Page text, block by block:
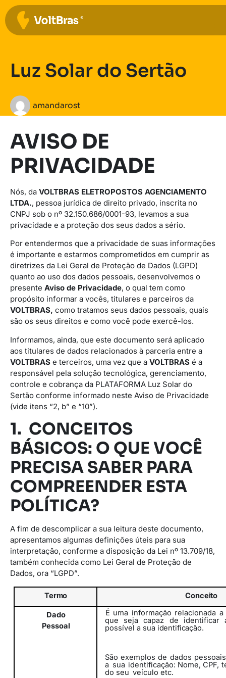
Luz Solar do Sertão
amandarost
AVISO DE
PRIVACIDADE
Nós, da VOLTBRAS ELETROPOSTOS AGENCIAMENTO
LTDA., pessoa jurídica de direito privado, inscrita no
CNPJ sob o nº 32.150.686/0001-93, levamos a sua
privacidade e a proteção dos seus dados a sério.
Por entendermos que a privacidade de suas informações
é importante e estarmos comprometidos em cumprir as
diretrizes da Lei Geral de Proteção de Dados (LGPD)
quanto ao uso dos dados pessoais, desenvolvemos o
presente Aviso de Privacidade, o qual tem como
propósito informar a vocês, titulares e parceiros da
VOLTBRAS, como tratamos seus dados pessoais, quais
são os seus direitos e como você pode exercê-los.
Informamos, ainda, que este documento será aplicado
aos titulares de dados relacionados à parceria entre a
VOLTBRAS e terceiros, uma vez que a VOLTBRAS é a
responsável pela solução tecnológica, gerenciamento,
controle e cobrança da PLATAFORMA Luz Solar do
Sertão conforme informado neste Aviso de Privacidade
(vide itens “2, b” e “10”).
1. CONCEITOS
BÁSICOS: O QUE VOCÊ
PRECISA SABER PARA
COMPREENDER ESTA
POLÍTICA?
A fim de descomplicar a sua leitura deste documento,
apresentamos algumas definições úteis para sua
interpretação, conforme a disposição da Lei nº 13.709/18,
também conhecida como Lei Geral de Proteção de
Dados, ora “LGPD”.
Termo Conceito
Dado
Pessoal
É uma informação relacionada
que seja capaz de identificar
possível a sua identificação.
São exemplos de dados
a sua identificação: Nome, CPF,
do seu veículo etc.